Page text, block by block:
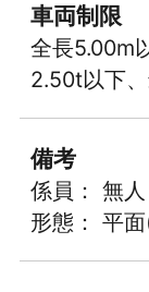
車両制限
全長5.00m
2.50t以下
備考
係員： 無人
形態： 平